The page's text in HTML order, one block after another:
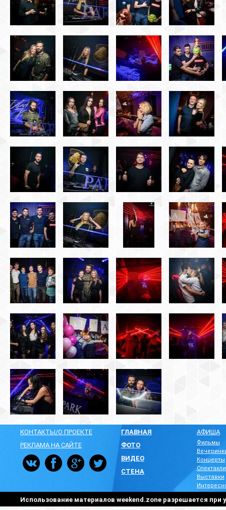
КОНТАКТЫ/О ПРОЕКТЕ
РЕКЛАМА НА САЙТЕ
ГЛАВНАЯ
ФОТО
ВИДЕО
СТЕНА
АФИША
Фильмы
Концерты
Спектакли
Выставки
Использование материалов weekend.zone разрешается